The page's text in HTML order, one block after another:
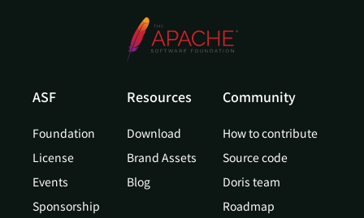
ASF
Foundation
License
Events
Sponsorship
Resources
Download
Brand Assets
Blog
Community
How to contribute
Source code
Doris team
Roadmap